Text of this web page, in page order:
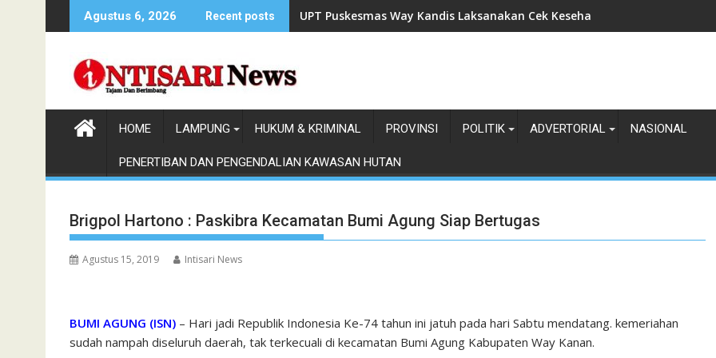
to
Agustus 6, 2026 Recent posts UPT Puskesmas Way Kandis Laksanakan Cek Kesehatan Gratis, BIAS dan
HOME LAMPUNG HUKUM & KRIMINAL PROVINSI POLITIK ADVERTORIAL NASIONAL
PENERTIBAN DAN PENGENDALIAN KAWASAN HUTAN
Brigpol Hartono : Paskibra Kecamatan Bumi Agung Siap Bertugas
Agustus 15, 2019 Intisari News
BUMI AGUNG (ISN) – Hari jadi Republik Indonesia Ke-74 tahun ini jatuh pada hari Sabtu mendatang. kemeriahan
sudah nampah diseluruh daerah, tak terkecuali di kecamatan Bumi Agung Kabupaten Way Kanan.